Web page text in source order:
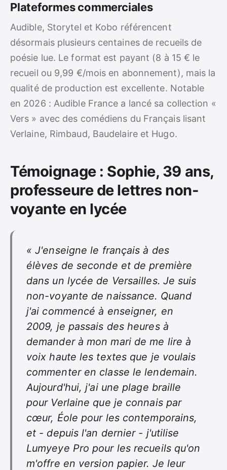
Plateformes commerciales
Audible, Storytel et Kobo référencent
désormais plusieurs centaines de recueils de
poésie lue. Le format est payant (8 à 15 € le
recueil ou 9,99 €/mois en abonnement), mais la
qualité de production est excellente. Notable
en 2026 : Audible France a lancé sa collection «
Vers » avec des comédiens du Français lisant
Verlaine, Rimbaud, Baudelaire et Hugo.
Témoignage : Sophie, 39 ans,
professeure de lettres non-
voyante en lycée
« J'enseigne le français à des
élèves de seconde et de première
dans un lycée de Versailles. Je suis
non-voyante de naissance. Quand
j'ai commencé à enseigner, en
2009, je passais des heures à
demander à mon mari de me lire à
voix haute les textes que je voulais
commenter en classe le lendemain.
Aujourd'hui, j'ai une plage braille
pour Verlaine que je connais par
cœur, Éole pour les contemporains,
et - depuis l'an dernier - j'utilise
Lumyeye Pro pour les recueils qu'on
m'offre en version papier. Je leur